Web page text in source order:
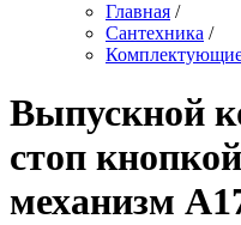
Главная /
Сантехника /
Выпускной
стоп
механизм